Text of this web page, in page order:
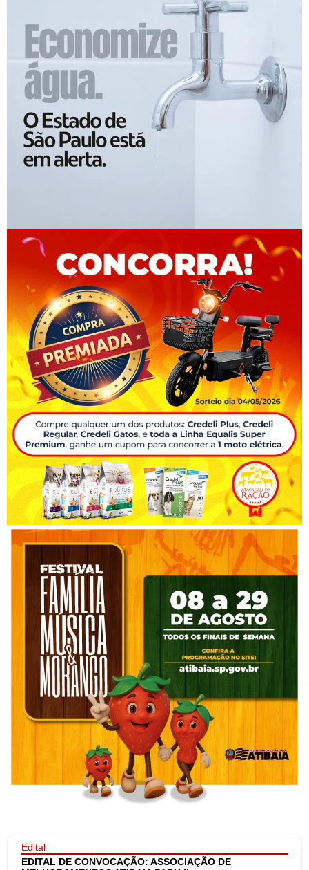
Edital
EDITAL DE CONVOCAÇÃO: ASSOCIAÇÃO DE